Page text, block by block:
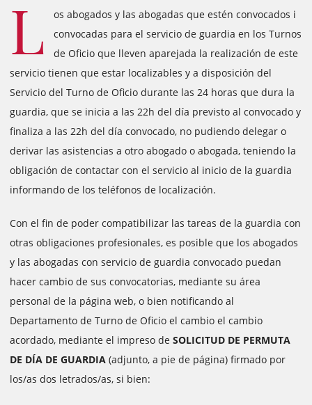
L
os abogados y las abogadas que estén convocados i
convocadas para el servicio de guardia en los Turnos
de Oficio que lleven aparejada la realización de este
servicio tienen que estar localizables y a disposición del
Servicio del Turno de Oficio durante las 24 horas que dura la
guardia, que se inicia a las 22h del día previsto al convocado y
finaliza a las 22h del día convocado, no pudiendo delegar o
derivar las asistencias a otro abogado o abogada, teniendo la
obligación de contactar con el servicio al inicio de la guardia
informando de los teléfonos de localización.
Con el fin de poder compatibilizar las tareas de la guardia con
otras obligaciones profesionales, es posible que los abogados
y las abogadas con servicio de guardia convocado puedan
hacer cambio de sus convocatorias, mediante su área
personal de la página web, o bien notificando al
Departamento de Turno de Oficio el cambio el cambio
acordado, mediante el impreso de SOLICITUD DE PERMUTA
DE DÍA DE GUARDIA (adjunto, a pie de página) firmado por
los/as dos letrados/as, si bien: